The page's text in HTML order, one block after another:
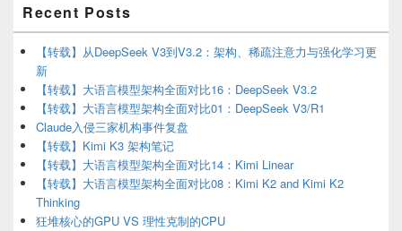
Sidebar
Widget
Area
Recent Posts
【转载】从DeepSeek V3到V3.2：架构、稀疏注意力与强化学习更
新
【转载】大语言模型架构全面对比16：DeepSeek V3.2
【转载】大语言模型架构全面对比01：DeepSeek V3/R1
Claude入侵三家机构事件复盘
【转载】Kimi K3 架构笔记
【转载】大语言模型架构全面对比14：Kimi Linear
【转载】大语言模型架构全面对比08：Kimi K2 and Kimi K2
Thinking
狂堆核心的GPU VS 理性克制的CPU